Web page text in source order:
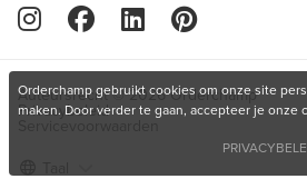
Auteursrecht © 2026 Orderchamp
Privacybeleid
Orderchamp gebruikt cookies om onze site
maken. Door verder te gaan, accepteer je onze